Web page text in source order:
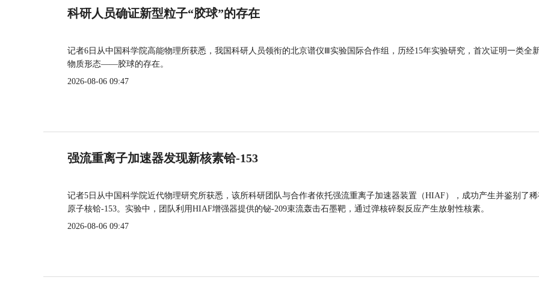
科研人员确证新型粒子“胶球”的存在
记者6日从中国科学院高能物理所获悉，我国科研人员领衔的北京谱仪Ⅲ实验国际合作组，历经15年实验研究，首次证明一类全
物质形态——胶球的存在。
2026-08-06 09:47
强流重离子加速器发现新核素铪-153
记者5日从中国科学院近代物理研究所获悉，该所科研团队与合作者依托强流重离子加速器装置（HIAF），成功产生并鉴别了
原子核铪-153。实验中，团队利用HIAF增强器提供的铋-209束流轰击石墨靶，通过弹核碎裂反应产生放射性核素。
2026-08-06 09:47